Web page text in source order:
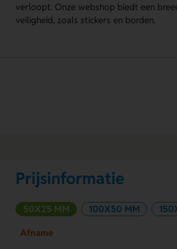
verloopt. Onze webshop biedt een
veiligheid, zoals stickers en borden.
Prijsinformatie
50X25 MM 100X50 MM
Afname